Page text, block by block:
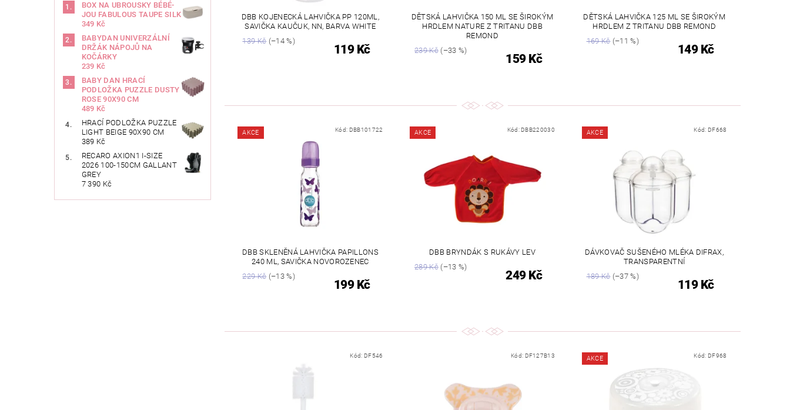
BOX NA UBROUSKY BÉBÉ-
JOU FABULOUS TAUPE SILK
349 Kč
BABYDAN UNIVERZÁLNÍ
DRŽÁK NÁPOJŮ NA
KOČÁRKY
239 Kč
BABY DAN HRACÍ
PODLOŽKA PUZZLE DUSTY
ROSE 90X90 CM
489 Kč
HRACÍ PODLOŽKA PUZZLE
LIGHT BEIGE 90X90 CM
389 Kč
RECARO AXION1 I-SIZE
2026 100-150CM GALLANT
GREY
7 390 Kč
DBB KOJENECKÁ LAHVIČKA PP 120ML,
SAVIČKA KAUČUK, NN, BARVA WHITE
139 Kč(–14 %)
119 Kč
DĚTSKÁ LAHVIČKA 150 ML SE ŠIROKÝM
HRDLEM NATURE Z TRITANU DBB
REMOND
239 Kč(–33 %)
159 Kč
DĚTSKÁ LAHVIČKA 125 ML SE ŠIROKÝM
HRDLEM Z TRITANU DBB REMOND
169 Kč(–11 %)
149 Kč
AKCE Kód: DBB101722
DBB SKLENĚNÁ LAHVIČKA PAPILLONS
240 ML, SAVIČKA NOVOROZENEC
229 Kč(–13 %)
199 Kč
AKCE Kód: DBB220030
DBB BRYNDÁK S RUKÁVY LEV
289 Kč(–13 %)
249 Kč
AKCE Kód: DF668
DÁVKOVAČ SUŠENÉHO MLÉKA DIFRAX,
TRANSPARENTNÍ
189 Kč(–37 %)
119 Kč
Kód: DF546 Kód: DF127B13 AKCE Kód: DF968